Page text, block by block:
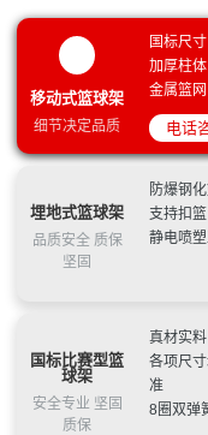
学生篮球架
NF-1001：移
可）标准室外
NF-3005:金
室外款YDJ-2B
NF-4008:篮
球场划线
NF-3002:金陵
用小孩训练
广西机电设备
健身路径器材
邻水县教育科
中标（成交）
星奥体育 户外
训练篮球架厂家
大庆市萨尔图
室设备采购竞
青岛市体育局
深圳：“体育
进行
NF-2006:篮球
埋款篮球框儿
NF-3001:金
球架YDJ-2B/
NF-4005:比
标准篮球框篮
NF-3003:金陵
学生篮球架
NF-1001：移
可）标准室外
NF-3005:金陵
室外款YDJ-2B
NF-4008:篮
球场划线
NF-3002:金陵
用小孩训练
广西机电设备
训练篮球架厂
大庆市萨尔图
室设备采购竞
青岛市体育局
区、城阳区)中
星阳 江门篮球
移动式篮球架
细节决定品质
国标尺寸
加厚柱体
金属篮
电话
埋地式篮球架
品质安全 质保
坚固
防爆钢
支持扣篮
静电喷
国标比赛型篮
球架
安全专业 坚固
质保
真材实
各项尺
准
8圈双弹